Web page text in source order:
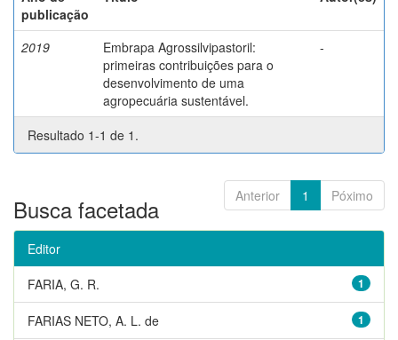
publicação
2019
Embrapa Agrossilvipastoril:
primeiras contribuições para o
desenvolvimento de uma
agropecuária sustentável.
-
Resultado 1-1 de 1.
Anterior 1 Póximo
Busca facetada
Editor
1
FARIA, G. R.
1
FARIAS NETO, A. L. de